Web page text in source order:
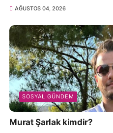
AĞUSTOS 04, 2026
SOSYAL GÜNDEM
Murat Şarlak kimdir?